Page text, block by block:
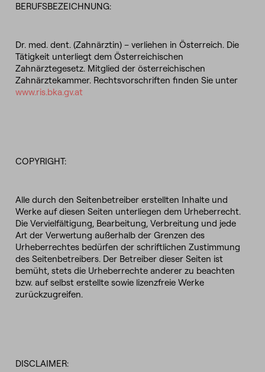
BERUFSBEZEICHNUNG:
Dr. med. dent. (Zahnärztin) – verliehen in Österreich. Die
Tätigkeit unterliegt dem Österreichischen
Zahnärztegesetz. Mitglied der österreichischen
Zahnärztekammer. Rechtsvorschriften finden Sie unter
www.ris.bka.gv.at
COPYRIGHT:
Alle durch den Seitenbetreiber erstellten Inhalte und
Werke auf diesen Seiten unterliegen dem Urheberrecht.
Die Vervielfältigung, Bearbeitung, Verbreitung und jede
Art der Verwertung außerhalb der Grenzen des
Urheberrechtes bedürfen der schriftlichen Zustimmung
des Seitenbetreibers. Der Betreiber dieser Seiten ist
bemüht, stets die Urheberrechte anderer zu beachten
bzw. auf selbst erstellte sowie lizenzfreie Werke
zurückzugreifen.
DISCLAIMER: